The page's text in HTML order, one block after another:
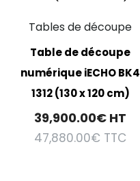
Tables de découpe
Table de découpe
numérique iECHO BK4
1312 (130 x 120 cm)
39,900.00€ HT
47,880.00€ TTC